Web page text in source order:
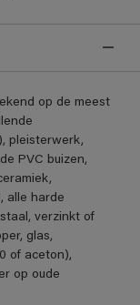
op de meest
pleisterwerk,
PVC buizen,
alle harde
verzinkt of
glas,
of aceton),
op oude